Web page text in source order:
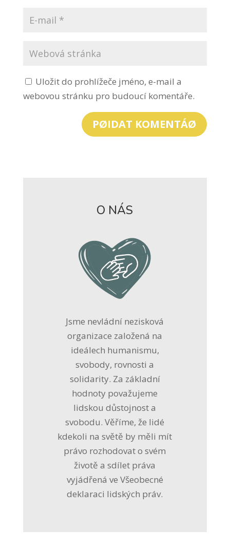
Uložit do prohlížeče jméno, e-mail a
webovou stránku pro budoucí komentáře.
PØIDAT KOMENTÁØ
O NÁS
Jsme nevládní nezisková
organizace založená na
ideálech humanismu,
svobody, rovnosti a
solidarity. Za základní
hodnoty považujeme
lidskou důstojnost a
svobodu. Věříme, že lidé
kdekoli na světě by měli mít
právo rozhodovat o svém
životě a sdílet práva
vyjádřená ve Všeobecné
deklaraci lidských práv.